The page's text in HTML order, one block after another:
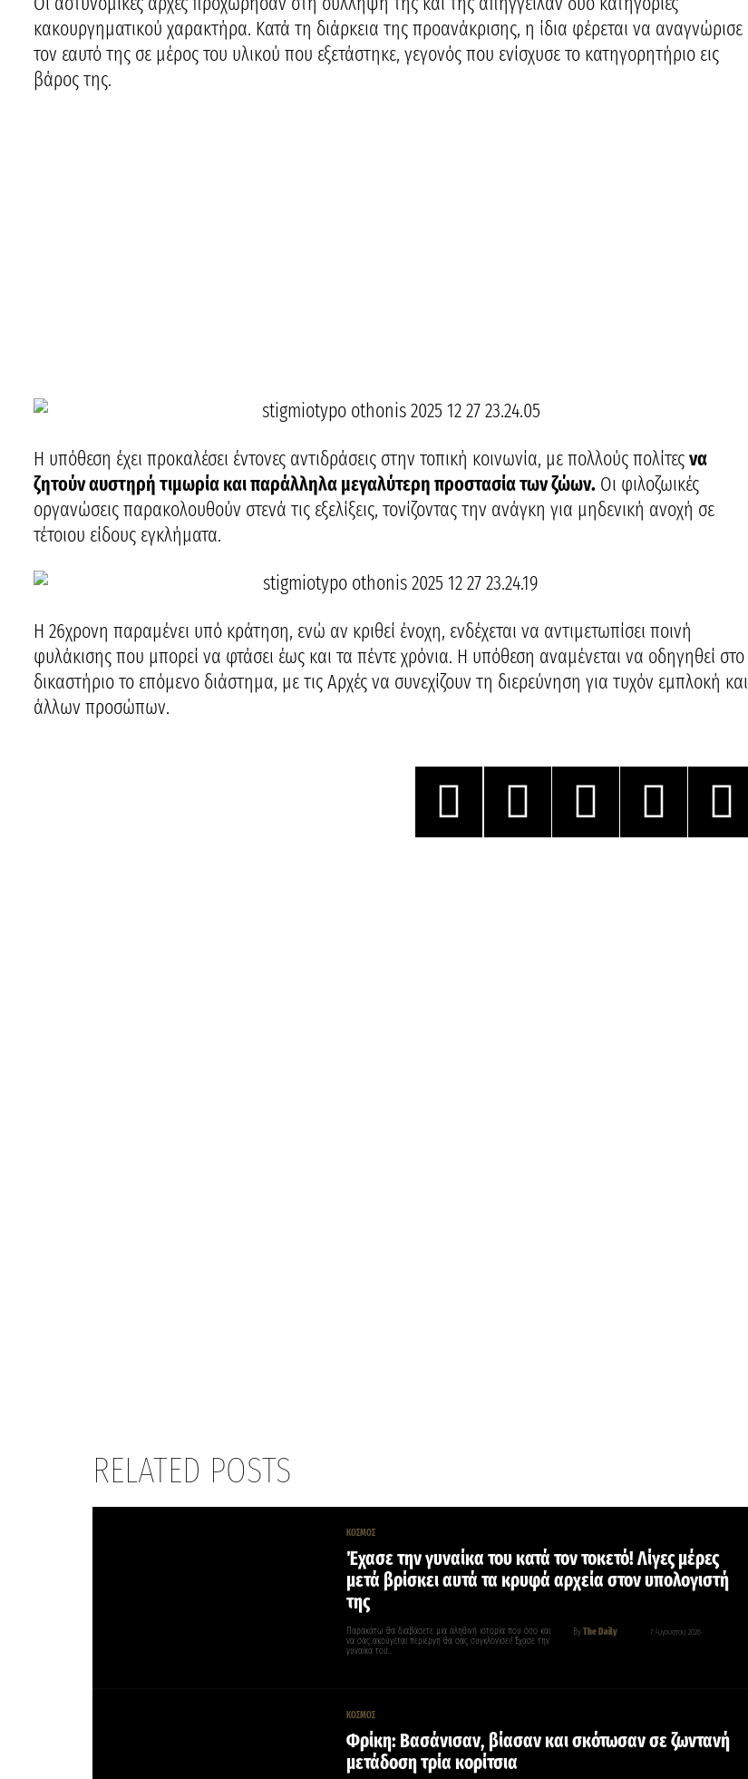
κακουργηματικού χαρακτήρα. Κατά τη διάρκεια της προανάκρισης, η ίδια φέρεται να αναγνώρισε
τον εαυτό της σε μέρος του υλικού που εξετάστηκε, γεγονός που ενίσχυσε το κατηγορητήριο εις
βάρος της.
Η υπόθεση έχει προκαλέσει έντονες αντιδράσεις στην τοπική κοινωνία, με πολλούς πολίτεςνα
ζητούν αυστηρή τιμωρία και παράλληλα μεγαλύτερη προστασία των ζώων. Οι φιλοζωικές
οργανώσεις παρακολουθούν στενά τις εξελίξεις, τονίζοντας την ανάγκη για μηδενική ανοχή σε
τέτοιου είδους εγκλήματα.
Η 26χρονη παραμένει υπό κράτηση, ενώ αν κριθεί ένοχη, ενδέχεται να αντιμετωπίσει ποινή
φυλάκισης που μπορεί να φτάσει έως και τα πέντε χρόνια. Η υπόθεση αναμένεται να οδηγηθεί στο
δικαστήριο το επόμενο διάστημα, με τις Αρχές να συνεχίζουν τη διερεύνηση για τυχόν εμπλοκή και
άλλων προσώπων.
RELATED POSTS
ΚΟΣΜΟΣ
Έχασε την γυναίκα του κατά τον τοκετό! Λίγες μέρες
μετά βρίσκει αυτά τα κρυφά αρχεία στον υπολογιστή
της
ByThe Daily 7 Αυγούστου, 2026
Παρακάτω θα διαβάσετε μια αληθινή ιστορία που όσο και
να σας ακούγεται περίεργη θα σας συγκλονίσει! Έχασε την
γυναίκα του…
ΚΟΣΜΟΣ
Φρίκη: Βασάνισαν, βίασαν και σκότωσαν σε ζωντανή
μετάδοση τρία κορίτσια